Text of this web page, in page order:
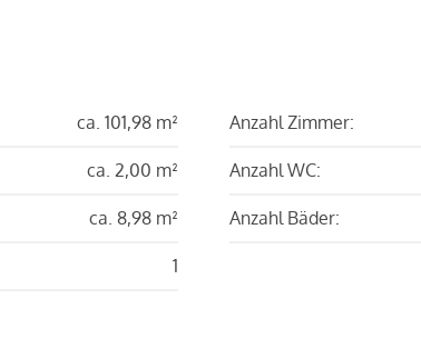
ca. 101,98 m²
ca. 2,00 m²
ca. 8,98 m²
1
Anzahl Zimmer:
Anzahl WC:
Anzahl Bäder: